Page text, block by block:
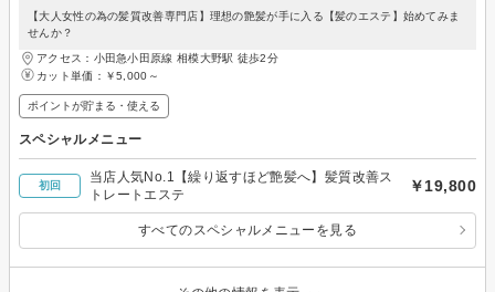
【大人女性の為の髪質改善専門店】理想の艶髪が手に入る【髪のエステ】始めてみま
せんか？
アクセス：小田急小田原線 相模大野駅 徒歩2分
カット単価： ￥5,000～
ポイントが貯まる・使える
スペシャルメニュー
初回
当店人気No.1【繰り返すほど艶髪へ】髪質改善ス
トレートエステ
￥19,800
すべてのスペシャルメニューを見る